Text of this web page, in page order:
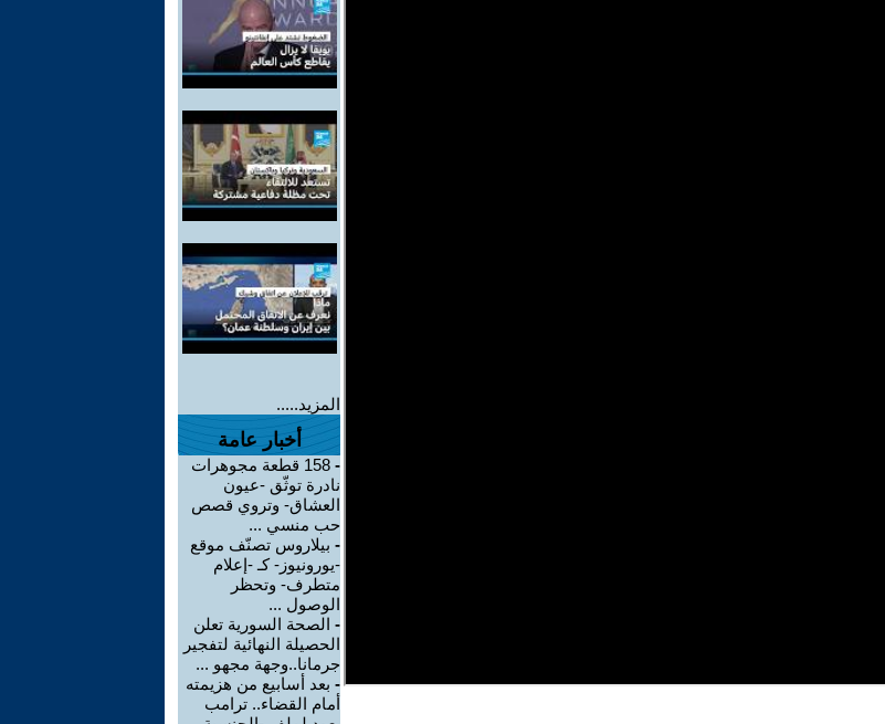
المزيد.....
أخبار عامة
-
158 قطعة مجوهرات
نادرة توثّق -عيون
العشاق- وتروي قصص
حب منسي ...
- بيلاروس تصنّف موقع
-يورونيوز- كـ -إعلام
متطرف- وتحظر
الوصول ...
- الصحة السورية تعلن
الحصيلة النهائية لتفجير
جرمانا..وجهة مجهو ...
- بعد أسابيع من هزيمته
أمام القضاء.. ترامب